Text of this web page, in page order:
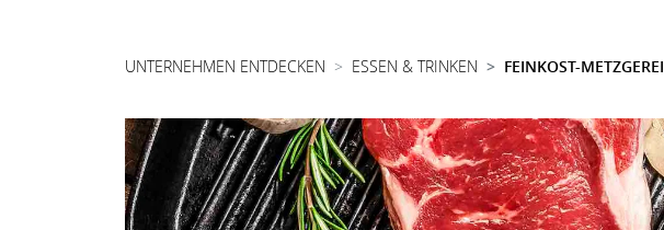
UNTERNEHMEN ENTDECKEN ESSEN & TRINKEN FEINKOST-METZGEREI